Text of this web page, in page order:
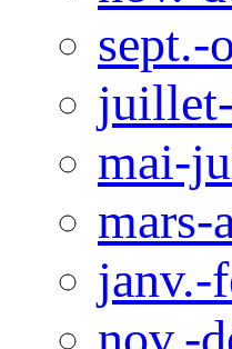
sept.-
mai-
mars-
janv.-